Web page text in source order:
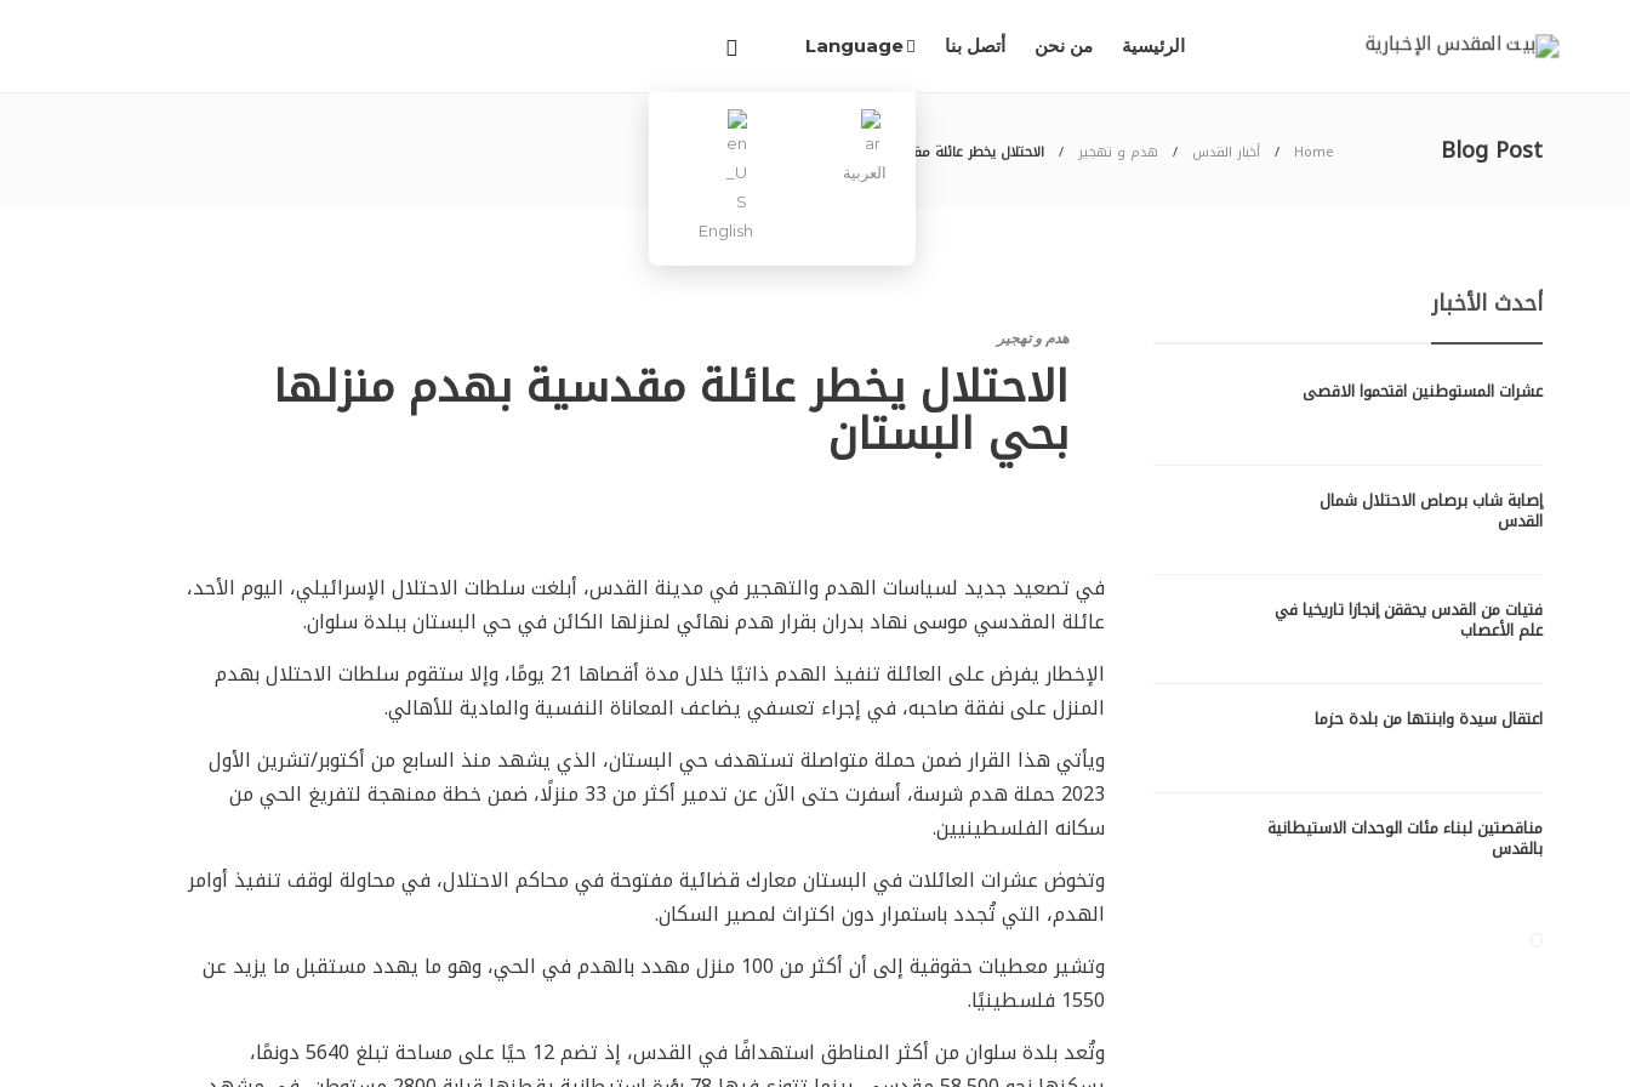
الرئيسية من نحن أتصل بنا Language
العربية
English
Blog Post
Home أخبار القدس هدم و تهجير الاحتلال يخطر عائلة مقدسية بهدم منزلها بحي البستان
هدم و تهجير
الاحتلال يخطر عائلة مقدسية بهدم منزلها
بحي البستان
في تصعيد جديد لسياسات الهدم والتهجير في مدينة القدس، أبلغت سلطات الاحتلال الإسرائيلي، اليوم الأحد،
عائلة المقدسي موسى نهاد بدران بقرار هدم نهائي لمنزلها الكائن في حي البستان ببلدة سلوان.
الإخطار يفرض على العائلة تنفيذ الهدم ذاتيًا خلال مدة أقصاها 21 يومًا، وإلا ستقوم سلطات الاحتلال بهدم
المنزل على نفقة صاحبه، في إجراء تعسفي يضاعف المعاناة النفسية والمادية للأهالي.
ويأتي هذا القرار ضمن حملة متواصلة تستهدف حي البستان، الذي يشهد منذ السابع من أكتوبر/تشرين الأول
2023 حملة هدم شرسة، أسفرت حتى الآن عن تدمير أكثر من 33 منزلًا، ضمن خطة ممنهجة لتفريغ الحي من
سكانه الفلسطينيين.
وتخوض عشرات العائلات في البستان معارك قضائية مفتوحة في محاكم الاحتلال، في محاولة لوقف تنفيذ أوامر
الهدم، التي تُجدد باستمرار دون اكتراث لمصير السكان.
وتشير معطيات حقوقية إلى أن أكثر من 100 منزل مهدد بالهدم في الحي، وهو ما يهدد مستقبل ما يزيد عن
1550 فلسطينيًا.
وتُعد بلدة سلوان من أكثر المناطق استهدافًا في القدس، إذ تضم 12 حيًا على مساحة تبلغ 5640 دونمًا،
أحدث الأخبار
عشرات المستوطنين اقتحموا الاقصى
إصابة شاب برصاص الاحتلال شمال
القدس
فتيات من القدس يحققن إنجازا تاريخيا في
علم الأعصاب
اعتقال سيدة وابنتها من بلدة حزما
مناقصتين لبناء مئات الوحدات الاستيطانية
بالقدس